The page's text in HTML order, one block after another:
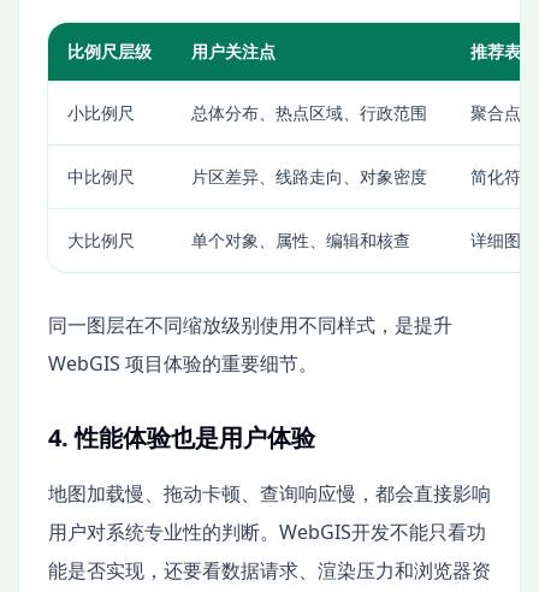
比例尺层级 用户关注点 推荐表达
小比例尺 总体分布、热点区域、行政范围 聚合点
中比例尺 片区差异、线路走向、对象密度 简化符
大比例尺 单个对象、属性、编辑和核查 详细图
同一图层在不同缩放级别使用不同样式，是提升
WebGIS 项目体验的重要细节。
4. 性能体验也是用户体验
地图加载慢、拖动卡顿、查询响应慢，都会直接影响
用户对系统专业性的判断。WebGIS开发不能只看功
能是否实现，还要看数据请求、渲染压力和浏览器资